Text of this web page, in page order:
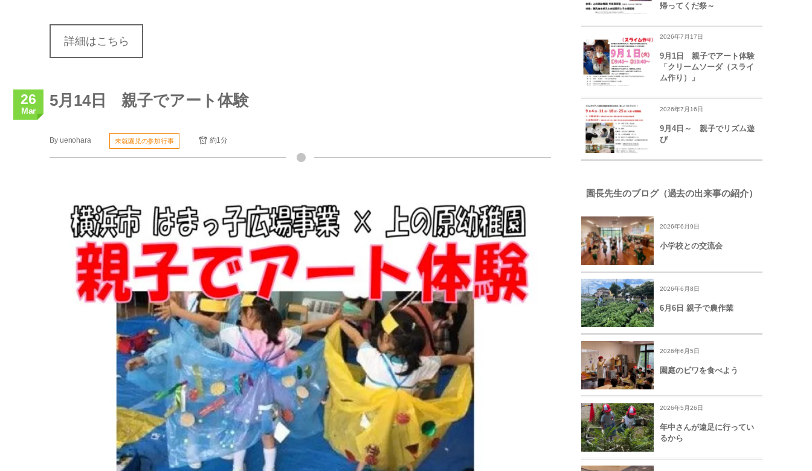
詳細はこちら
26
Mar
5月14日 親子でアート体験
By uenohara 未就園児の参加行事 約1分
帰ってくだ祭～
2026年7月17日
9月1日 親子でアート体験
「クリームソーダ（スライ
ム作り）」
2026年7月16日
9月4日～ 親子でリズム遊
び
園長先生のブログ（過去の出来事の紹介）
2026年6月9日
小学校との交流会
2026年6月8日
6月6日 親子で農作業
2026年6月5日
園庭のビワを食べよう
2026年5月26日
年中さんが遠足に行ってい
るから